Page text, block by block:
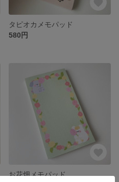
タピオカメモパッド
580円
お花畑メモパッド